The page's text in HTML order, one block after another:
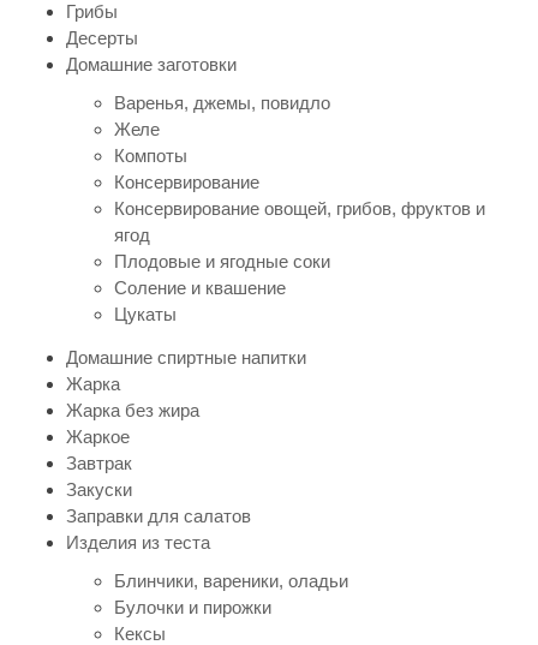
Грибы
Десерты
Домашние заготовки
Варенья, джемы, повидло
Желе
Компоты
Консервирование
Консервирование овощей, грибов, фруктов и
ягод
Плодовые и ягодные соки
Соление и квашение
Цукаты
Домашние спиртные напитки
Жарка
Жарка без жира
Жаркое
Завтрак
Закуски
Заправки для салатов
Изделия из теста
Блинчики, вареники, оладьи
Булочки и пирожки
Кексы